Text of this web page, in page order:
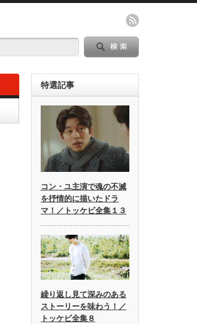
特選記事
コン・ユ主演で魂の不滅
を抒情的に描いたドラ
マ！／トッケビ全集１３
繰り返し見て深みのある
ストーリーを味わう！／
トッケビ全集８